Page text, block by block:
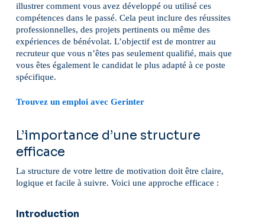
illustrer comment vous avez développé ou utilisé ces
compétences dans le passé. Cela peut inclure des réussites
professionnelles, des projets pertinents ou même des
expériences de bénévolat. L’objectif est de montrer au
recruteur que vous n’êtes pas seulement qualifié, mais que
vous êtes également le candidat le plus adapté à ce poste
spécifique.
Trouvez un emploi avec Gerinter
L’importance d’une structure
efficace
La structure de votre lettre de motivation doit être claire,
logique et facile à suivre. Voici une approche efficace :
Introduction